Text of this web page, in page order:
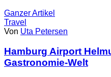
GanzerArtikel
Travel
Von Uta Petersen
Hamburg Airport
Gastronomie-Welt